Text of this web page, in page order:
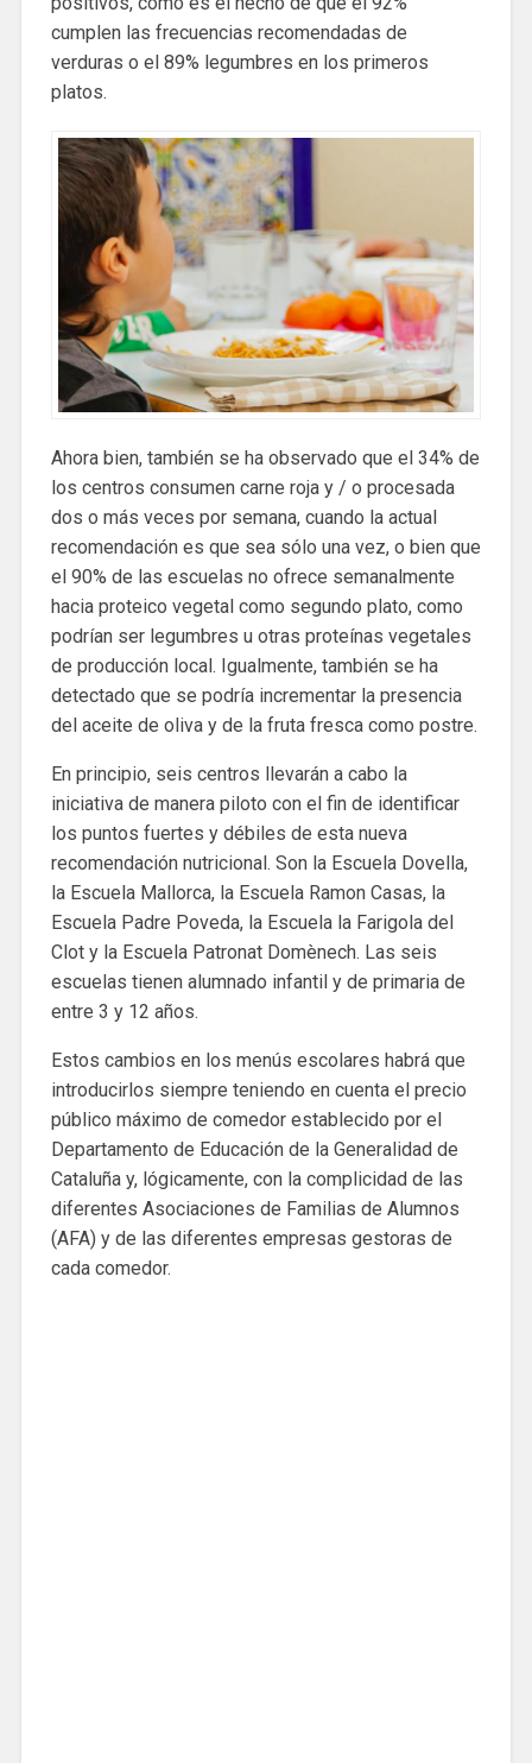
cumplen las frecuencias recomendadas de
verduras o el 89% legumbres en los primeros
platos.
Ahora bien, también se ha observado que el 34% de
los centros consumen carne roja y / o procesada
dos o más veces por semana, cuando la actual
recomendación es que sea sólo una vez, o bien que
el 90% de las escuelas no ofrece semanalmente
hacia proteico vegetal como segundo plato, como
podrían ser legumbres u otras proteínas vegetales
de producción local. Igualmente, también se ha
detectado que se podría incrementar la presencia
del aceite de oliva y de la fruta fresca como postre.
En principio, seis centros llevarán a cabo la
iniciativa de manera piloto con el fin de identificar
los puntos fuertes y débiles de esta nueva
recomendación nutricional. Son la Escuela Dovella,
la Escuela Mallorca, la Escuela Ramon Casas, la
Escuela Padre Poveda, la Escuela la Farigola del
Clot y la Escuela Patronat Domènech. Las seis
escuelas tienen alumnado infantil y de primaria de
entre 3 y 12 años.
Estos cambios en los menús escolares habrá que
introducirlos siempre teniendo en cuenta el precio
público máximo de comedor establecido por el
Departamento de Educación de la Generalidad de
Cataluña y, lógicamente, con la complicidad de las
diferentes Asociaciones de Familias de Alumnos
(AFA) y de las diferentes empresas gestoras de
cada comedor.